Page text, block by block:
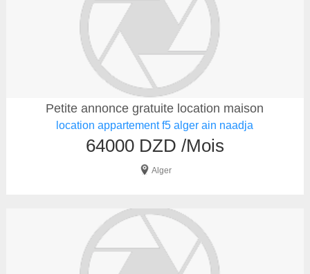
Petite annonce gratuite location maison
location appartement f5 alger ain naadja
64000 DZD /Mois
Alger